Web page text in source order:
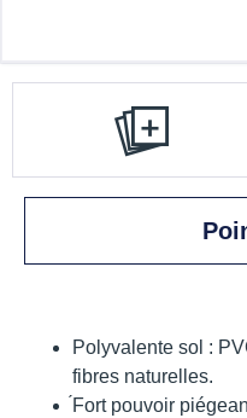
Polyvalente sol :
fibres naturelles.
́Fort pouvoir